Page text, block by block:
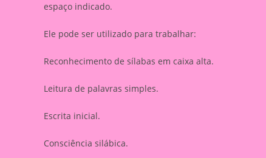
espaço indicado.
Ele pode ser utilizado para trabalhar:
Reconhecimento de sílabas em caixa alta.
Leitura de palavras simples.
Escrita inicial.
Consciência silábica.